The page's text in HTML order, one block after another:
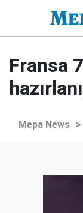
Fransa
Mepa News >